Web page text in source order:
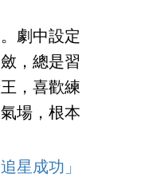
劇中設定
，總是習
，喜歡練
場，根本
星成功」